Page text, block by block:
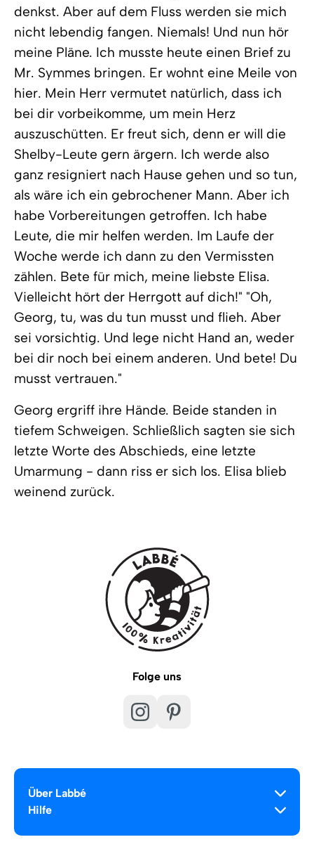
denkst. Aber auf dem Fluss werden sie mich
nicht lebendig fangen. Niemals! Und nun hör
meine Pläne. Ich musste heute einen Brief zu
Mr. Symmes bringen. Er wohnt eine Meile von
hier. Mein Herr vermutet natürlich, dass ich
bei dir vorbeikomme, um mein Herz
auszuschütten. Er freut sich, denn er will die
Shelby-Leute gern ärgern. Ich werde also
ganz resigniert nach Hause gehen und so tun,
als wäre ich ein gebrochener Mann. Aber ich
habe Vorbereitungen getroffen. Ich habe
Leute, die mir helfen werden. Im Laufe der
Woche werde ich dann zu den Vermissten
zählen. Bete für mich, meine liebste Elisa.
Vielleicht hört der Herrgott auf dich!" "Oh,
Georg, tu, was du tun musst und flieh. Aber
sei vorsichtig. Und lege nicht Hand an, weder
bei dir noch bei einem anderen. Und bete! Du
musst vertrauen."
Georg ergriff ihre Hände. Beide standen in
tiefem Schweigen. Schließlich sagten sie sich
letzte Worte des Abschieds, eine letzte
Umarmung - dann riss er sich los. Elisa blieb
weinend zurück.
Folge uns
Über Labbé
Hilfe